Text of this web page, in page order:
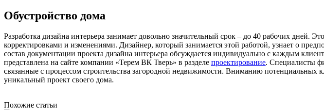
Обустройство дома
Разработка дизайна интерьера занимает довольно значительный срок – до 40 рабочих дней.
корректировками и изменениями. Дизайнер, который занимается этой работой, узнает о
состав документации проекта дизайна интерьера обсуждается индивидуально с каждым
представлена на сайте компании «Терем ВК Тверь» в разделе проектирование. Специалисты
связанные с процессом строительства загородной недвижимости. Вниманию потенциальных
уникальный проект своего дома.
Похожие статьи